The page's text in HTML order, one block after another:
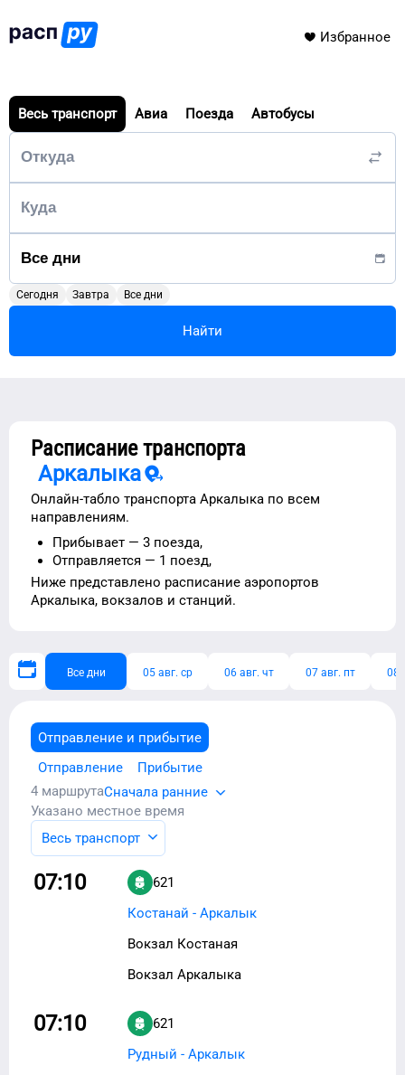
Избранное
Весь транспорт Авиа Поезда Автобусы
Сегодня Завтра Все дни
Найти
Расписание транспорта
Аркалыка
Онлайн-табло транспорта Аркалыка по всем
направлениям.
Прибывает — 3 поезда,
Отправляется — 1 поезд,
Ниже представлено расписание аэропортов
Аркалыка, вокзалов и станций.
Все дни 05 авг. ср 06 авг. чт 07 авг. пт 08
Отправление и прибытие
Отправление
Прибытие
4 маршрутаСначала ранние
Указано местное время
Весь транспорт
07:10
621
Костанай - Аркалык
Вокзал Костаная
Вокзал Аркалыка
07:10
621
Рудный - Аркалык